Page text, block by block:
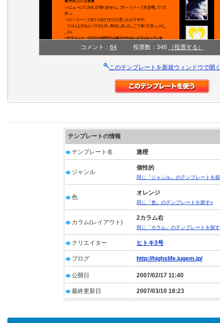
コメント： 64 投票数：346 （投票する）
このテンプレートを新規ウィンドウで開
テンプレートの情報
テンプレート名 激橙
ジャンル
個性的
同じ「ジャンル」のテンプレートを
色
オレンジ
同じ「色」のテンプレートを探す»
カラム(レイアウト)
2カラム右
同じ「カラム」のテンプレートを探
クリエイター ヒトキ3号
ブログ http://highslife.jugem.jp/
公開日 2007/02/17 11:40
最終更新日 2007/03/10 18:23